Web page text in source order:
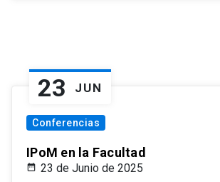
23 JUN
Conferencias
IPoM en la Facultad
23 de Junio de 2025